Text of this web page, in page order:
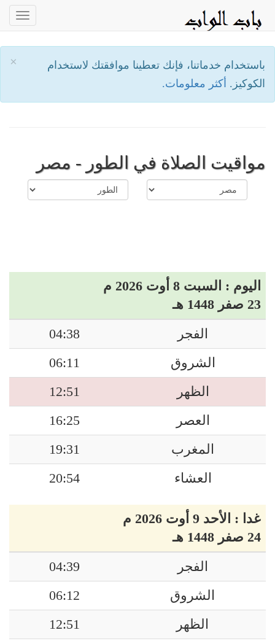
×
باستخدام خدماتنا، فإنك تعطينا موافقتك لاستخدام
الكوكيز. أكثر معلومات.
مواقيت الصلاة في الطور - مصر
اليوم : السبت 8 أوت 2026 م
23 صفر 1448 هـ
الفجر
04:38
الشروق
06:11
الظهر
12:51
العصر
16:25
المغرب
19:31
العشاء
20:54
غدا : الأحد 9 أوت 2026 م
24 صفر 1448 هـ
الفجر
04:39
الشروق
06:12
الظهر
12:51